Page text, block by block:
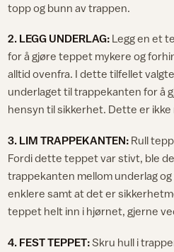
topp og bunn av trappen.
2. LEGG UNDERLAG: Legg en et
for å gjøre teppet mykere og
alltid ovenfra. I dette tilfellet
underlaget til trappekanten for å
hensyn til sikkerhet. Dette er ikke
3. LIM TRAPPEKANTEN: Rull
Fordi dette teppet var stivt, ble
trappekanten mellom underlag
enklere samt at det er
teppet helt inn i hjørnet, gjerne
4. FEST TEPPET:Skru hull i